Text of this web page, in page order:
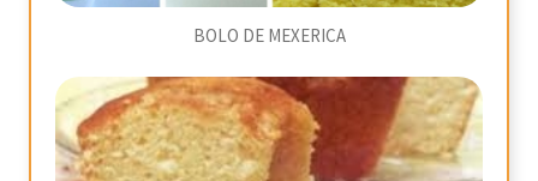
BOLO DE MEXERICA